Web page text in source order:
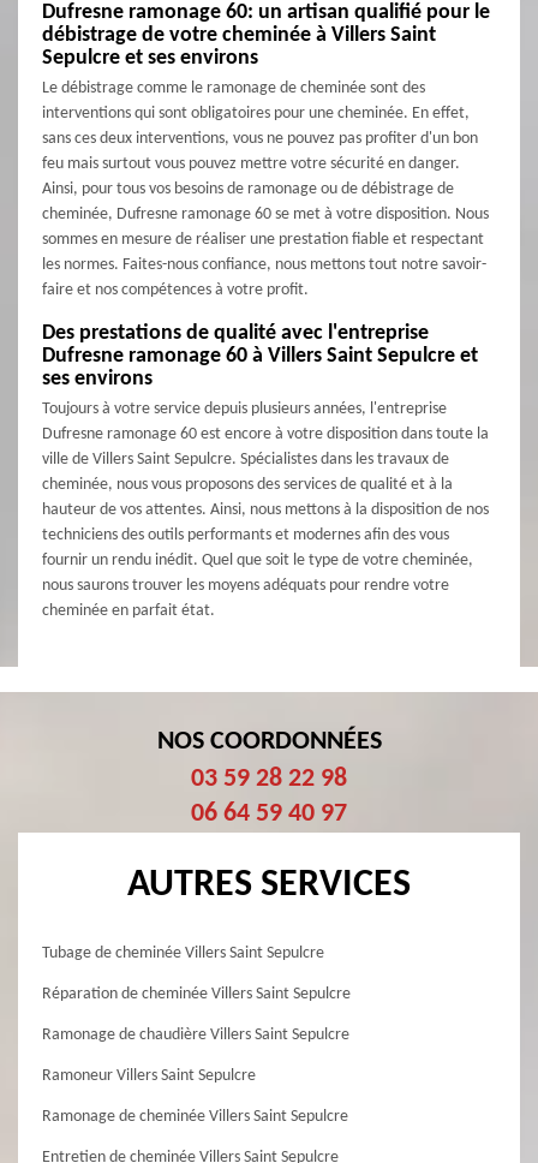
Dufresne ramonage 60: un artisan qualifié pour le
débistrage de votre cheminée à Villers Saint
Sepulcre et ses environs
Le débistrage comme le ramonage de cheminée sont des
interventions qui sont obligatoires pour une cheminée. En effet,
sans ces deux interventions, vous ne pouvez pas profiter d'un bon
feu mais surtout vous pouvez mettre votre sécurité en danger.
Ainsi, pour tous vos besoins de ramonage ou de débistrage de
cheminée, Dufresne ramonage 60 se met à votre disposition. Nous
sommes en mesure de réaliser une prestation fiable et respectant
les normes. Faites-nous confiance, nous mettons tout notre savoir-
faire et nos compétences à votre profit.
Des prestations de qualité avec l'entreprise
Dufresne ramonage 60 à Villers Saint Sepulcre et
ses environs
Toujours à votre service depuis plusieurs années, l'entreprise
Dufresne ramonage 60 est encore à votre disposition dans toute la
ville de Villers Saint Sepulcre. Spécialistes dans les travaux de
cheminée, nous vous proposons des services de qualité et à la
hauteur de vos attentes. Ainsi, nous mettons à la disposition de nos
techniciens des outils performants et modernes afin des vous
fournir un rendu inédit. Quel que soit le type de votre cheminée,
nous saurons trouver les moyens adéquats pour rendre votre
cheminée en parfait état.
NOS COORDONNÉES
03 59 28 22 98
06 64 59 40 97
AUTRES SERVICES
Tubage de cheminée Villers Saint Sepulcre
Réparation de cheminée Villers Saint Sepulcre
Ramonage de chaudière Villers Saint Sepulcre
Ramoneur Villers Saint Sepulcre
Ramonage de cheminée Villers Saint Sepulcre
Entretien de cheminée Villers Saint Sepulcre